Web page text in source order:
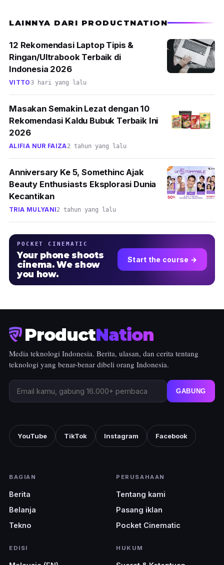
LAINNYA DARI PRODUCTNATION
12 Rekomendasi Laptop Tipis &
Ringan/Ultrabook Terbaik di
Indonesia 2026
VITTO3 hari yang lalu
Masakan Semakin Lezat dengan 10
Rekomendasi Kaldu Bubuk Terbaik Ini
2026
ALIFIA NUR FAIZA2 tahun yang lalu
Anniversary Ke 5, Somethinc Ajak
Beauty Enthusiasts Eksplorasi Dunia
Kecantikan
TRIA MULYANI2 tahun yang lalu
POCKET CINEMATIC
Your phone shoots
cinema. We show
you how.
Start the course →
ProductNation
Media teknologi Indonesia. Berita, ulasan, dan cerita tentang
teknologi yang benar-benar dibeli orang Indonesia.
GABUNG
YouTube TikTok Instagram Facebook
BAGIAN
Berita
Belanja
Tekno
PERUSAHAAN
Tentang kami
Pasang iklan
Pocket Cinematic
EDISI HUKUM